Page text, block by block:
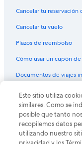
Cancelar tu reservación
Cancelar tu vuelo
Plazos de reembolso
Cómo usar un cupón
Documentos de viajes
© 2026 Expedia, Inc.,
derechos reservados.
registradas o marcas
Este sitio utiliza
similares. Como se
posible que tanto
recopilemos datos
utilizando nuestro